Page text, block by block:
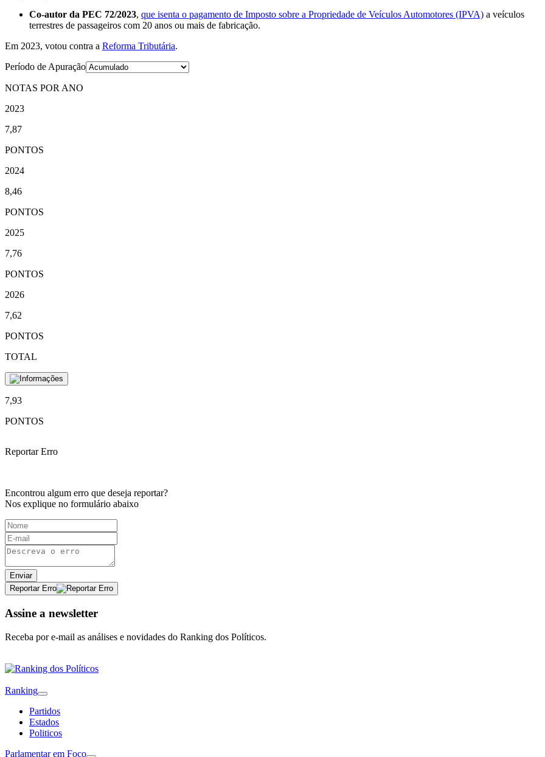
Co-autor da PEC 72/2023, que isenta o pagamento de Imposto sobre a Propriedade de Veículos Automotores (IPVA) a veículos
terrestres de passageiros com 20 anos ou mais de fabricação.
Em 2023, votou contra a Reforma Tributária.
Período de Apuração
NOTAS POR ANO
2023
7,87
PONTOS
2024
8,46
PONTOS
2025
7,76
PONTOS
2026
7,62
PONTOS
TOTAL
7,93
PONTOS
Reportar Erro
Encontrou algum erro que deseja reportar?
Nos explique no formulário abaixo
Enviar
Reportar Erro
Assine a newsletter
Receba por e-mail as análises e novidades do Ranking dos Políticos.
Ranking
Partidos
Estados
Politicos
Parlamentar em Foco